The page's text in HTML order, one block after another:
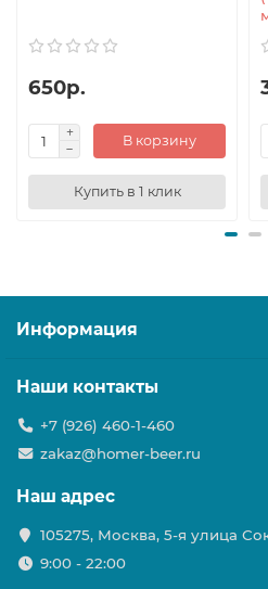
650р.
В корзину
Купить в 1 клик
Информация
Наши контакты
+7 (926) 460-1-460
zakaz@homer-beer.ru
Наш адрес
105275, Москва, 5-я улица
9:00 - 22:00